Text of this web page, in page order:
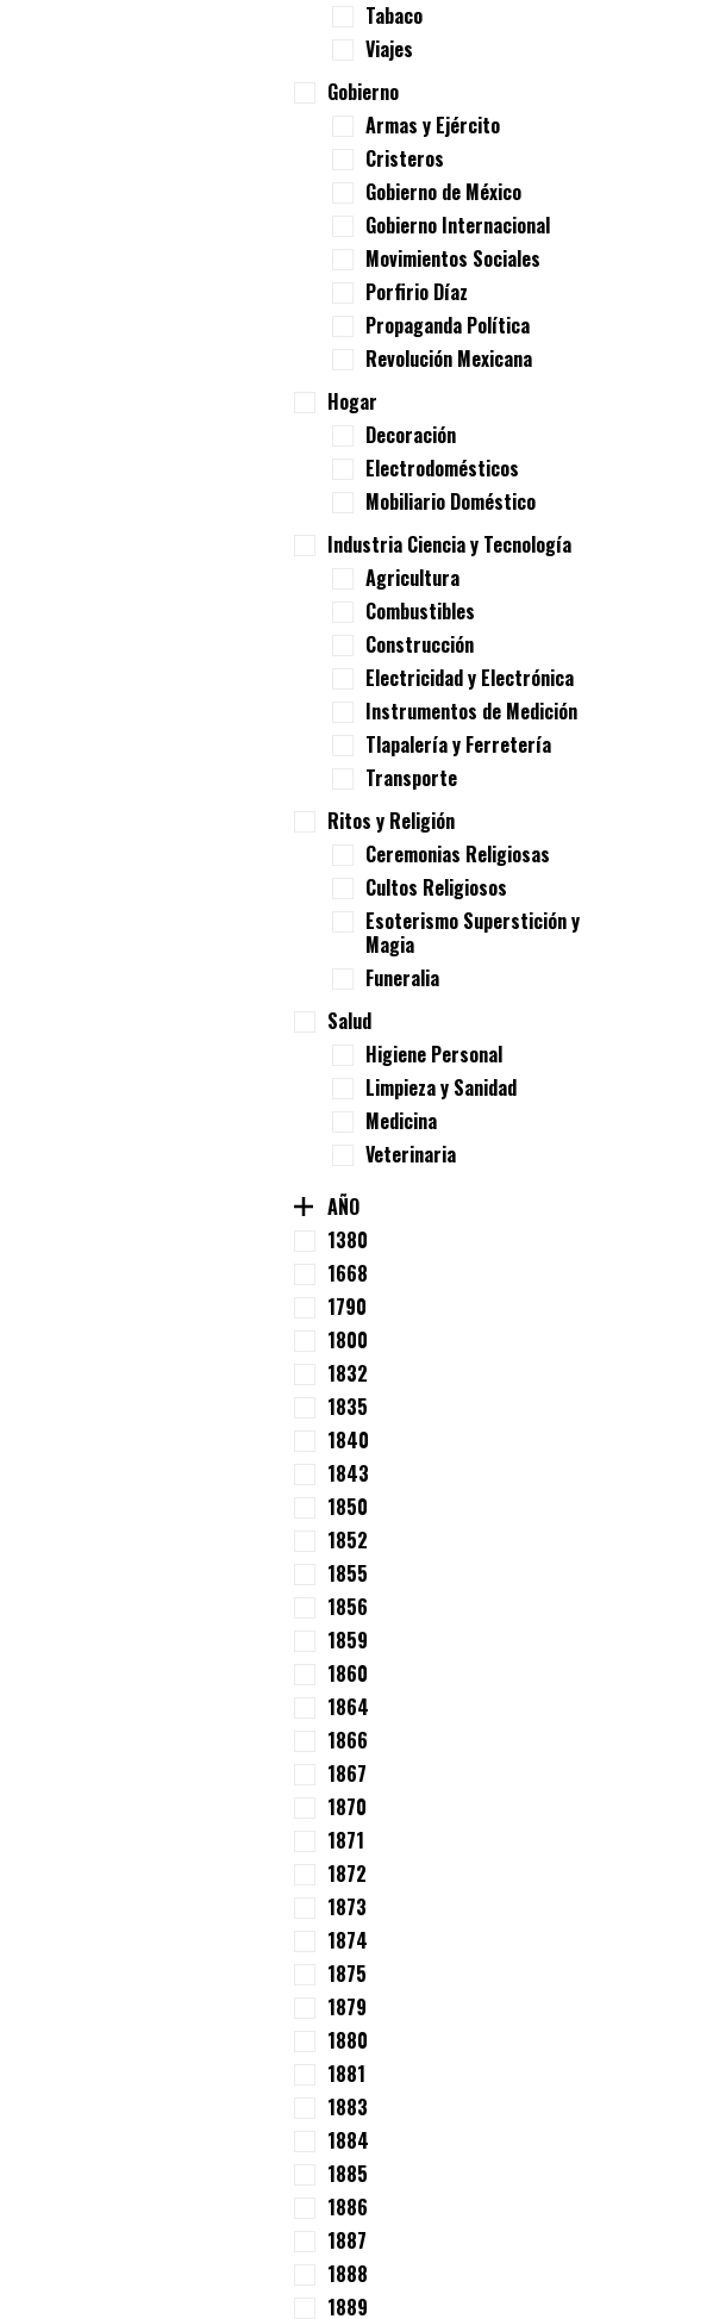
Tabaco
Viajes
Gobierno
Armas y Ejército
Cristeros
Gobierno de México
Gobierno Internacional
Movimientos Sociales
Porfirio Díaz
Propaganda Política
Revolución Mexicana
Hogar
Decoración
Electrodomésticos
Mobiliario Doméstico
Industria Ciencia y Tecnología
Agricultura
Combustibles
Construcción
Electricidad y Electrónica
Instrumentos de Medición
Tlapalería y Ferretería
Transporte
Ritos y Religión
Ceremonias Religiosas
Cultos Religiosos
Esoterismo Superstición y
Magia
Funeralia
Salud
Higiene Personal
Limpieza y Sanidad
Medicina
Veterinaria
AÑO
1380
1668
1790
1800
1832
1835
1840
1843
1850
1852
1855
1856
1859
1860
1864
1866
1867
1870
1871
1872
1873
1874
1875
1879
1880
1881
1883
1884
1885
1886
1887
1888
1889